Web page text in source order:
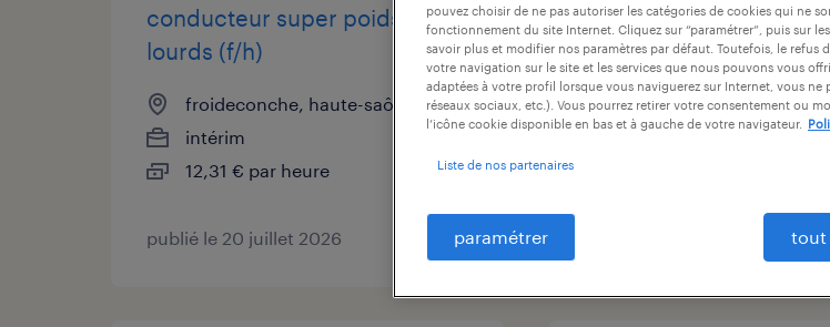
conducteur super poids
lourds (f/h)
froideconche, haute-saône
intérim
12,31 € par heure
publié le 20 juillet 2026
laqueur (f/h)
froideconche, haute-
intérim
12,31 € par heure
pouvez choisir de ne pas autoriser les catégories de cookies qui ne
fonctionnement du site Internet. Cliquez sur “paramétrer”, puis sur
savoir plus et modifier nos paramètres par défaut. Toutefois, le refus
votre navigation sur le site et les services que nous pouvons vous
adaptées à votre profil lorsque vous naviguerez sur Internet, vous ne
réseaux sociaux, etc.). Vous pourrez retirer votre consentement ou
l’icône cookie disponible en bas et à gauche de votre navigateur.
Liste de nos partenaires
paramétrer tout